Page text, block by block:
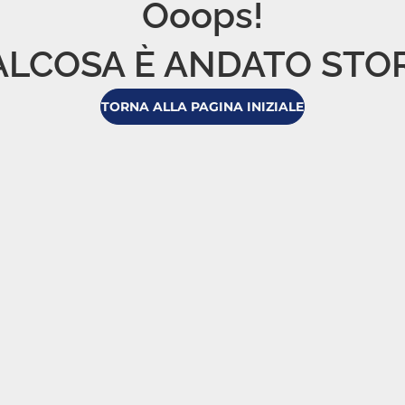
Ooops!
È ANDATO
TORNA ALLA PAGINA INIZIALE